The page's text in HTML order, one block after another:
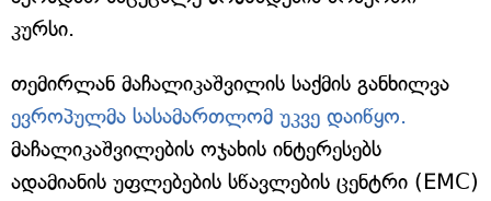
კურსი.
თემირლან მაჩალიკაშვილის საქმის განხილვა
ევროპულმა სასამართლომ უკვე დაიწყო.
მაჩალიკაშვილების ოჯახის ინტერესებს
ადამიანის უფლებების სწავლების ცენტრი (EMC)